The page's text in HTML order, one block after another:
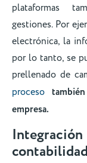
plataformas
gestiones. Por
electrónica, la
por lo tanto, se
prellenado de
proceso
empresa.
contabilidad